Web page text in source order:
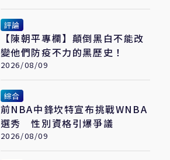
評論
【陳朝平專欄】顛倒黑白不能改
變他們防疫不力的黑歷史！
2026/08/09
綜合
前NBA中鋒坎特宣布挑戰WNBA
選秀 性別資格引爆爭議
2026/08/09